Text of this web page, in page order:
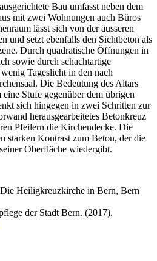
Bau umfasst neben dem
mit zwei Wohnungen auch Büros
lässt sich von der äusseren
und setzt ebenfalls den Sichtbeton als
Durch quadratische Öffnungen in
sowie durch schachtartige
Tageslicht in den nach
Die Bedeutung des Altars
Stufe gegenüber dem übrigen
sich hingegen in zwei Schritten zur
herausgearbeitetes Betonkreuz
Pfeilern die Kirchendecke. Die
starken Kontrast zum Beton, der die
Oberfläche wiedergibt.
Heiligkreuzkirche in Bern, Bern
der Stadt Bern. (2017).